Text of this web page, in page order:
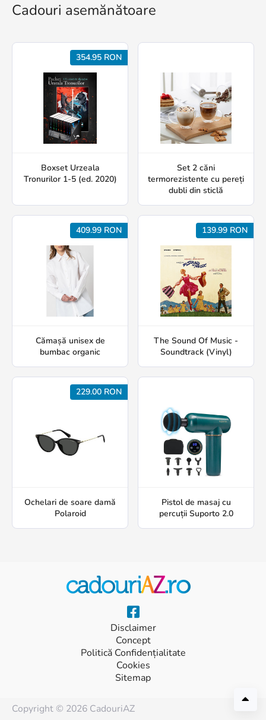
Cadouri asemănătoare
354.95 RON
Boxset Urzeala
Tronurilor 1-5 (ed. 2020)
Set 2 căni
termorezistente cu pereți
dubli din sticlă
409.99 RON
Cămașă unisex de
bumbac organic
139.99 RON
The Sound Of Music -
Soundtrack (Vinyl)
229.00 RON
Ochelari de soare damă
Polaroid
Pistol de masaj cu
percuții Suporto 2.0
Disclaimer
Concept
Politică Confidențialitate
Cookies
Sitemap
Copyright © 2026 CadouriAZ